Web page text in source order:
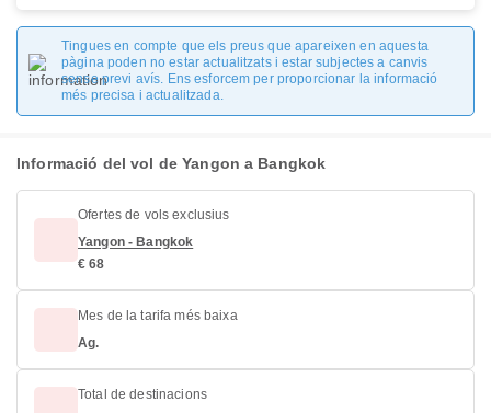
Tingues en compte que els preus que apareixen en aquesta
pàgina poden no estar actualitzats i estar subjectes a canvis
sense previ avís. Ens esforcem per proporcionar la informació
més precisa i actualitzada.
Informació del vol de Yangon a Bangkok
Ofertes de vols exclusius
Yangon - Bangkok
€ 68
Mes de la tarifa més baixa
Ag.
Total de destinacions